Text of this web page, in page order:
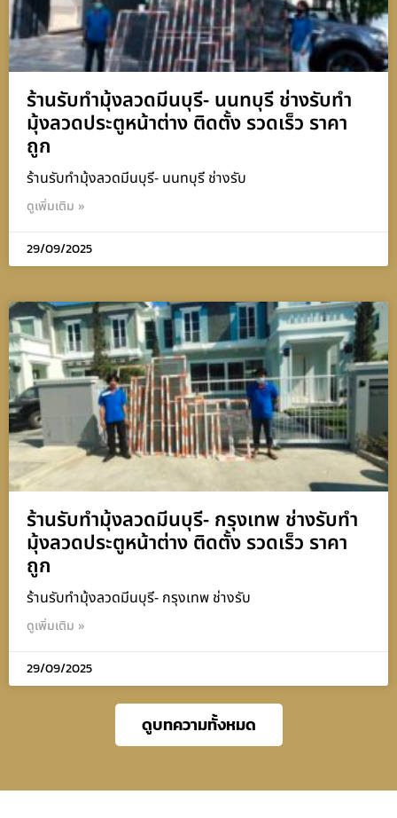
ร้านรับทำมุ้งลวดมีนบุรี- นนทบุรี ช่างรับทำ
มุ้งลวดประตูหน้าต่าง ติดตั้ง รวดเร็ว ราคา
ถูก
ร้านรับทำมุ้งลวดมีนบุรี- นนทบุรี ช่างรับ
ดูเพิ่มเติม »
29/09/2025
ร้านรับทำมุ้งลวดมีนบุรี- กรุงเทพ ช่างรับทำ
มุ้งลวดประตูหน้าต่าง ติดตั้ง รวดเร็ว ราคา
ถูก
ร้านรับทำมุ้งลวดมีนบุรี- กรุงเทพ ช่างรับ
ดูเพิ่มเติม »
29/09/2025
ดูบทความทั้งหมด